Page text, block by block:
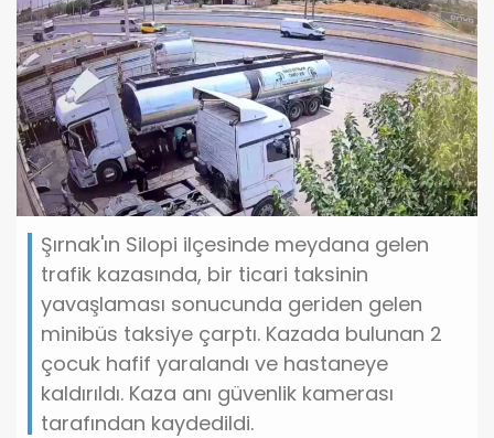
Şırnak'ın Silopi ilçesinde meydana gelen
trafik kazasında, bir ticari taksinin
yavaşlaması sonucunda geriden gelen
minibüs taksiye çarptı. Kazada bulunan 2
çocuk hafif yaralandı ve hastaneye
kaldırıldı. Kaza anı güvenlik kamerası
tarafından kaydedildi.